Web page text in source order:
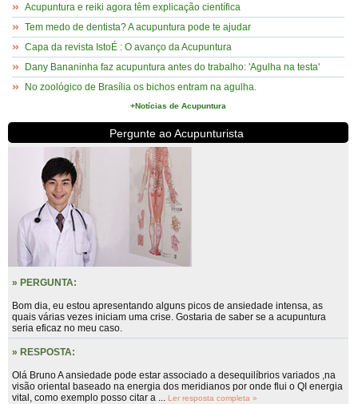
Acupuntura e reiki agora têm explicação científica
Tem medo de dentista? A acupuntura pode te ajudar
Capa da revista IstoÉ : O avanço da Acupuntura
Dany Bananinha faz acupuntura antes do trabalho: 'Agulha na testa'
No zoológico de Brasília os bichos entram na agulha.
+Notícias de Acupuntura
Pergunte ao Acupunturista
» PERGUNTA:
Bom dia, eu estou apresentando alguns picos de ansiedade intensa, as
quais várias vezes iniciam uma crise. Gostaria de saber se a acupuntura
seria eficaz no meu caso.
» RESPOSTA:
Olá Bruno A ansiedade pode estar associado a desequilíbrios variados ,na
visão oriental baseado na energia dos meridianos por onde flui o QI energia
vital, como exemplo posso citar a ... Ler resposta completa »